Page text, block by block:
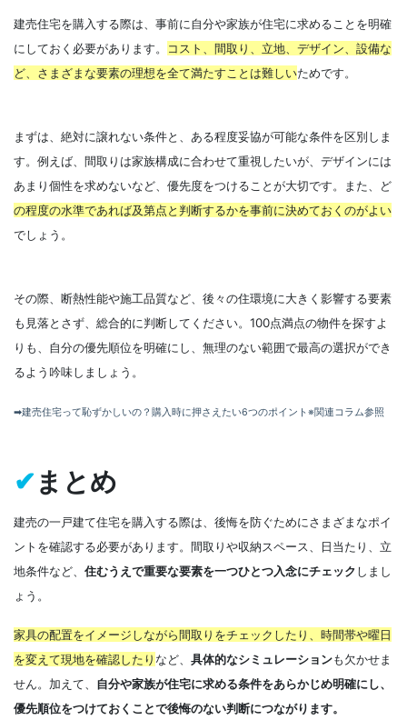
建売住宅を購入する際は、事前に自分や家族が住宅に求めることを明確
にしておく必要があります。
コスト、間取り、立地、デザイン、設備な
ど、さまざまな要素の理想を全て満たすことは難しいためです。
まずは、絶対に譲れない条件と、ある程度妥協が可能な条件を区別しま
す。例えば、間取りは家族構成に合わせて重視したいが、デザインには
あまり個性を求めないなど、優先度をつけることが大切です。また、
ど
の程度の水準であれば及第点と判断するかを事前に決めておくのがよい
でしょう 。
その際、断熱性能や施工品質など、後々の住環境に大きく影響する要素
も見落とさず、総合的に判断してください。100点満点の物件を探すよ
りも、自分の優先順位を明確にし、無理のない範囲で最高の選択ができ
るよう吟味しましょう。
➡建売住宅って恥ずかしいの？購入時に押さえたい6つのポイント※関連コラム参照
✔ まとめ
建売の一戸建て住宅を購入する際は、後悔を防ぐためにさまざまなポイ
ントを確認する必要があります。間取りや収納スペース、日当たり、立
地条件など、 住むうえで重要な要素を一つひとつ入念にチェックしまし
ょう。
家具の配置をイメージしながら間取りをチェックしたり、時間帯や曜日
を変えて現地を確認したり など、 具体的なシミュレーションも欠かせま
せん。加えて、 自分や家族が住宅に求める条件をあらかじめ明確にし、
優先順位をつけておくことで後悔のない判断につながります。